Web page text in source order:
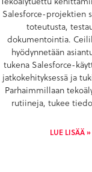
Salesforce-projektien
toteutusta,
dokumentointia.
hyödynnetään
tukena Salesforce-
jatkokehityksessä ja
Parhaimmillaan
rutiineja, tukee
LUE LISÄÄ »